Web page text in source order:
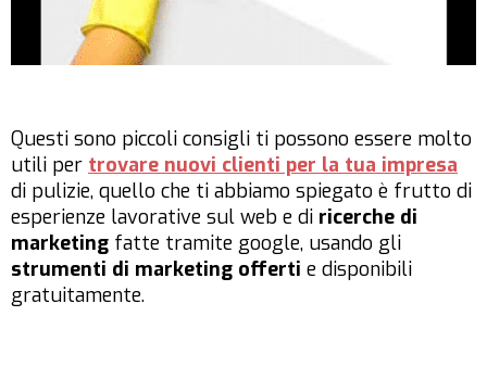
Questi sono piccoli consigli ti possono essere molto
utili per trovare nuovi clienti per la tua impresa
di pulizie, quello che ti abbiamo spiegato è frutto di
esperienze lavorative sul web e di ricerche di
marketing fatte tramite google, usando gli
strumenti di marketing offerti e disponibili
gratuitamente.